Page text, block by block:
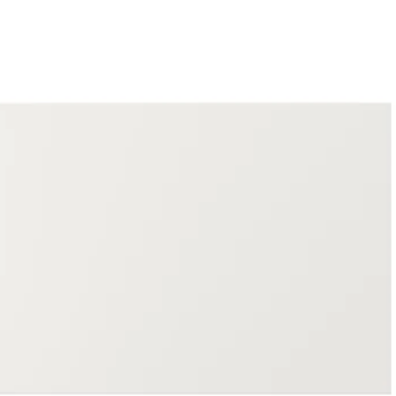
METOD, 1 fronta za perilicu, Enköping bijela/efekt drva, 60 cm